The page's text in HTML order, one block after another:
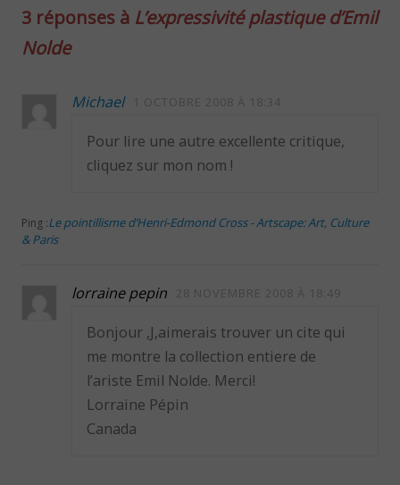
3 réponses à L’expressivité plastique d’Emil
Nolde
Michael 1 OCTOBRE 2008 À 18:34
Pour lire une autre excellente critique,
cliquez sur mon nom !
Ping :Le pointillisme d’Henri-Edmond Cross - Artscape: Art, Culture
& Paris
lorraine pepin 28 NOVEMBRE 2008 À 18:49
Bonjour ,J,aimerais trouver un cite qui
me montre la collection entiere de
l’ariste Emil Nolde. Merci!
Lorraine Pépin
Canada